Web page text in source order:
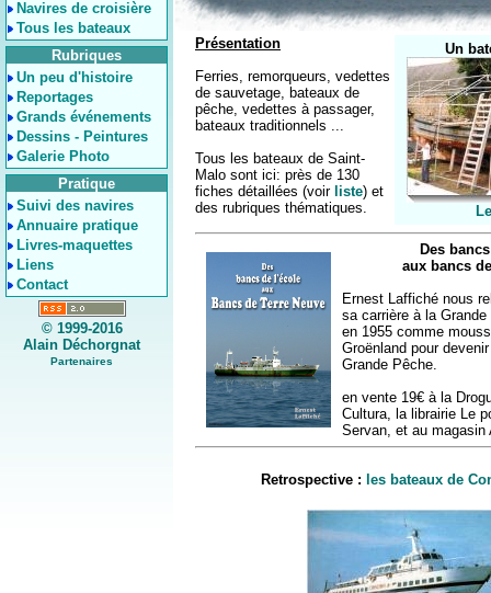
Navires de croisière
Tous les bateaux
Rubriques
Un peu d'histoire
Reportages
Grands événements
Dessins - Peintures
Galerie Photo
Pratique
Suivi des navires
Annuaire pratique
Livres-maquettes
Liens
Contact
© 1999-2016
Alain Déchorgnat
Partenaires
Un
Présentation
Ferries, remorqueurs, vedettes
de sauvetage, bateaux de
pêche, vedettes à passager,
bateaux traditionnels ...
Tous les bateaux de Saint-
Malo sont ici: près de 130
fiches détaillées (voir liste) et
des rubriques thématiques.
Des
aux bancs
Ernest Laffiché nous
sa carrière à la
en 1955 comme
Groënland pour
Grande Pêche.
en vente 19€ à la
Cultura, la librairie Le
Servan, et au magasin
Retrospective : les bateaux de